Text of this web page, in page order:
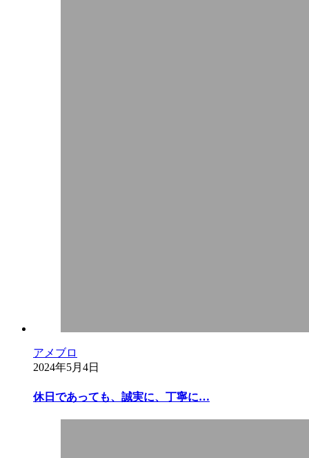
アメブロ
2024年5月4日
休日であっても、誠実に、丁寧に…